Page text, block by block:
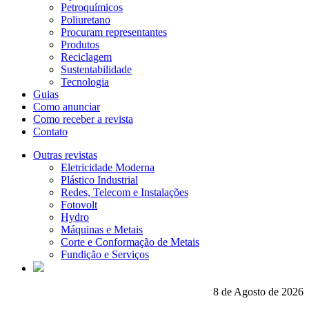
Petroquímicos
Poliuretano
Procuram representantes
Produtos
Reciclagem
Sustentabilidade
Tecnologia
Guias
Como anunciar
Como receber a revista
Contato
Outras revistas
Eletricidade Moderna
Plástico Industrial
Redes, Telecom e Instalações
Fotovolt
Hydro
Máquinas e Metais
Corte e Conformação de Metais
Fundição e Serviços
8 de Agosto de 2026